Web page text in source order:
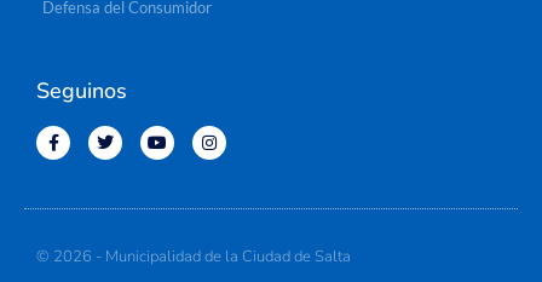
Defensa del Consumidor
Seguinos
© 2026 - Municipalidad de la Ciudad de Salta